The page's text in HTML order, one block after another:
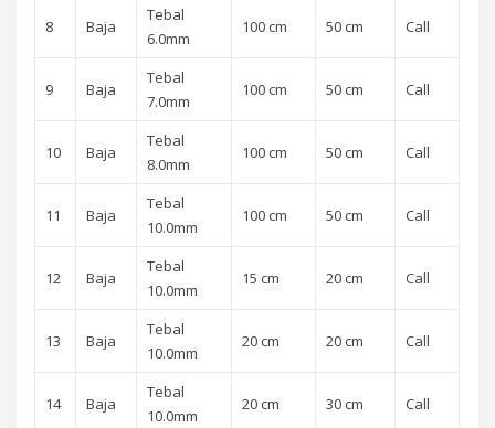
8 Baja
Tebal
6.0mm
100 cm 50 cm Call
9 Baja
Tebal
7.0mm
100 cm 50 cm Call
10 Baja
Tebal
8.0mm
100 cm 50 cm Call
11 Baja
Tebal
10.0mm
100 cm 50 cm Call
12 Baja
Tebal
10.0mm
15 cm 20 cm Call
13 Baja
Tebal
10.0mm
20 cm 20 cm Call
14 Baja
Tebal
10.0mm
20 cm 30 cm Call